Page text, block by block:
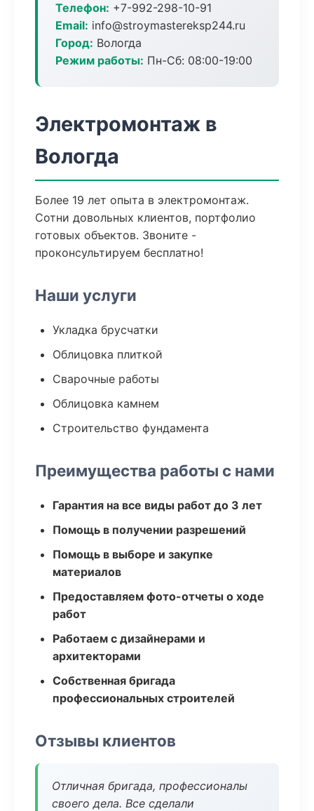
Телефон: +7-992-298-10-91
Email: info@stroymastereksp244.ru
Город: Вологда
Режим работы: Пн-Сб: 08:00-19:00
Электромонтаж в
Вологда
Более 19 лет опыта в электромонтаж.
Сотни довольных клиентов, портфолио
готовых объектов. Звоните -
проконсультируем бесплатно!
Наши услуги
Укладка брусчатки
Облицовка плиткой
Сварочные работы
Облицовка камнем
Строительство фундамента
Преимущества работы с нами
Гарантия на все виды работ до 3 лет
Помощь в получении разрешений
Помощь в выборе и закупке
материалов
Предоставляем фото-отчеты о ходе
работ
Работаем с дизайнерами и
архитекторами
Собственная бригада
профессиональных строителей
Отзывы клиентов
Отличная бригада, профессионалы
своего дела. Все сделали